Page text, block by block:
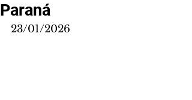
Paraná
23/01/2026